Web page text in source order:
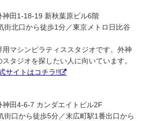
神田1-18-19 新秋葉原ビル6階
街北口から徒歩1分／東京メトロ日比谷
マシンピラティススタジオです。外神
タジオを探したい人に向いています。
サイトはコチラ!!
田4-6-7 カンダエイトビル2F
街口から徒歩5分／末広町駅1番出口から